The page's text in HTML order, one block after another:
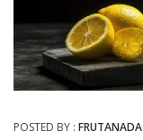
POSTED BY : FRUTANADA